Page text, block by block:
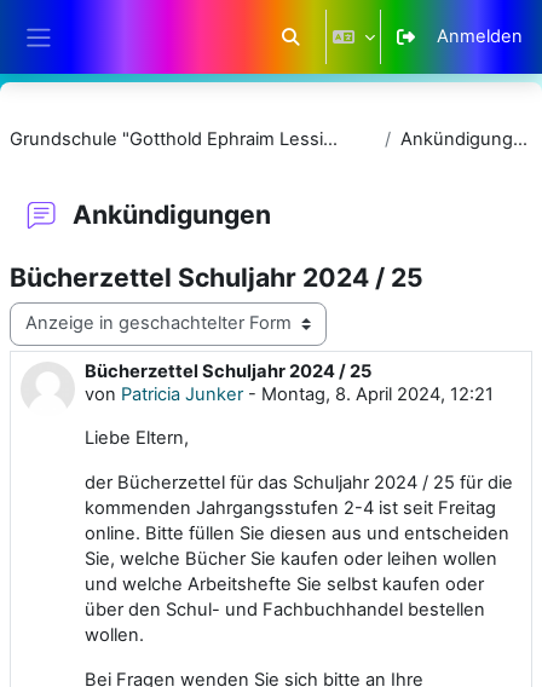
Sucheingabe umschalten
Anmelden
Grundschule "Gotthold Ephraim Lessing" Ankündigungen
Ankündigungen
Bücherzettel Schuljahr 2024 / 25
Anzeigemodus
Bücherzettel Schuljahr 2024 / 25
von Patricia Junker- Montag, 8. April 2024, 12:21
Anzahl Antworten: 0
Liebe Eltern,
der Bücherzettel für das Schuljahr 2024 / 25 für die
kommenden Jahrgangsstufen 2-4 ist seit Freitag
online. Bitte füllen Sie diesen aus und entscheiden
Sie, welche Bücher Sie kaufen oder leihen wollen
und welche Arbeitshefte Sie selbst kaufen oder
über den Schul- und Fachbuchhandel bestellen
wollen.
Bei Fragen wenden Sie sich bitte an Ihre